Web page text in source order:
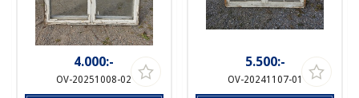
4.000:-
OV-20251008-02
5.500:-
OV-20241107-01